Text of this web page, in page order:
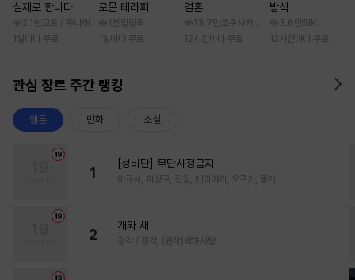
실제로 합니다
2.1천 고토 / 두나래
1일마다 무료
로몬 테라피
1천 망랑독
1일마다 무료
결혼
13.7만 코우사카 리토 / 아기토기 아쿠미
12시간마다 무료
방식
3.6만 SIK
12시간마다 무료
관심 장르 주간 랭킹
웹툰 만화 소설
1
[성비단] 무단사정금지
마규식, 피상구, 진월, 테리야끼, 오프카, 뚱개
2
개와 새
정각 / 정각, (원작)박하사탕